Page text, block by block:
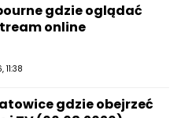
gdzie oglądać
online
11:38
gdzie obejrzeć